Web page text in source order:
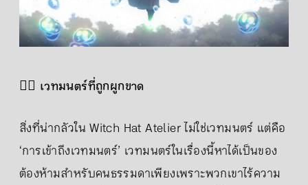
🧙‍♂️ เวทมนตร์ที่ถูกผูกขาด
สิ่งที่น่ากลัวใน Witch Hat Atelier ไม่ใช่เวทมนตร์ แต่คือ
‘การเข้าถึงเวทมนตร์’ เวทมนตร์ในเรื่องนี้หาได้เป็นของ
ต้องห้ามสำหรับคนธรรมดาเพียงเพราะพวกเขาไร้ความ